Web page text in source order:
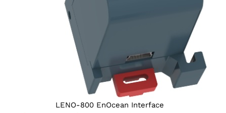
LENO-800 EnOcean Interface